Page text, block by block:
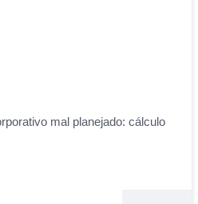
mal planejado: cálculo